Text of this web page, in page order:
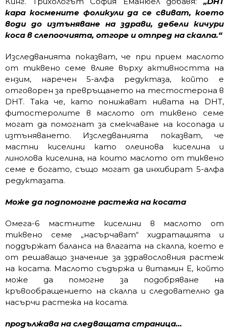
кара космените фоликули да се свиват, което
води до изтъняване на здрави, дебели кичури
коса в слепоочията, отгоре и отпред на скалпа.“
Изследванията показват, че при прием маслото
от тиквено семе влияе върху активността на
ензим, наречен 5-алфа редуктаза, който е
отговорен за превръщането на тестостерона в
DHT. Така че, като понижават нивата на DHT,
фитостеролите в маслото от тиквено семе
могат да помогнат за смекчаване на косопада и
изтъняването. Изследванията показват, че
мастни киселини като олеинова киселина и
линолова киселина, на които маслото от тиквено
семе е богато, също могат да инхибират 5-алфа
редуктазата.
Може да подпомогне растежа на косата
Омега-6 мастните киселини в маслото от
тиквено семе „насърчават“ хидратацията и
поддържат баланса на влагата на скалпа, което е
от решаващо значение за здравословния растеж
на косата. Маслото съдържа и витамин Е, който
може да помогне за подобряване на
кръвообращението на скалпа и следователно да
насърчи растежа на косата.
продължава на следващата страница…